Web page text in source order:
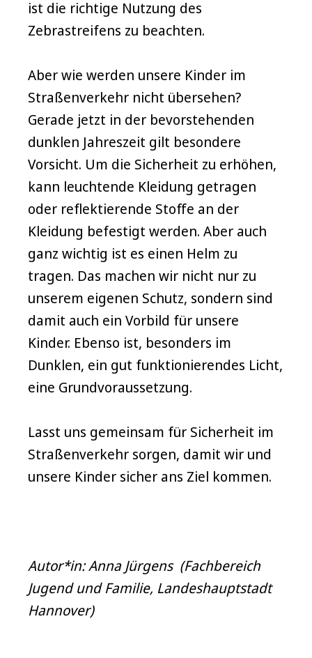
ist die richtige Nutzung des
Zebrastreifens zu beachten.
Aber wie werden unsere Kinder im
Straßenverkehr nicht übersehen?
Gerade jetzt in der bevorstehenden
dunklen Jahreszeit gilt besondere
Vorsicht. Um die Sicherheit zu erhöhen,
kann leuchtende Kleidung getragen
oder reflektierende Stoffe an der
Kleidung befestigt werden. Aber auch
ganz wichtig ist es einen Helm zu
tragen. Das machen wir nicht nur zu
unserem eigenen Schutz, sondern sind
damit auch ein Vorbild für unsere
Kinder. Ebenso ist, besonders im
Dunklen, ein gut funktionierendes Licht,
eine Grundvoraussetzung.
Lasst uns gemeinsam für Sicherheit im
Straßenverkehr sorgen, damit wir und
unsere Kinder sicher ans Ziel kommen.
Autor*in: Anna Jürgens (Fachbereich
Jugend und Familie, Landeshauptstadt
Hannover)